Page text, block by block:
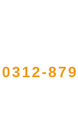
0312-